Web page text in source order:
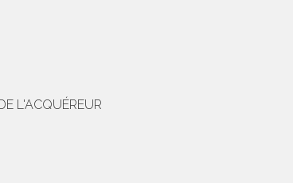
L'ACQUÉREUR